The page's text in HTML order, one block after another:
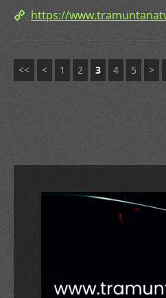
https://
<< < 1 2 3 4 5 >